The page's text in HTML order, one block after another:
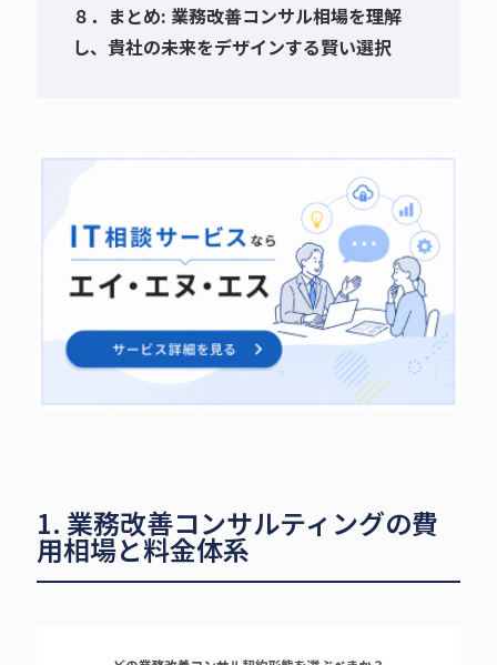
８．まとめ: 業務改善コンサル相場を理解
し、貴社の未来をデザインする賢い選択
1. 業務改善コンサルティングの費
用相場と料金体系